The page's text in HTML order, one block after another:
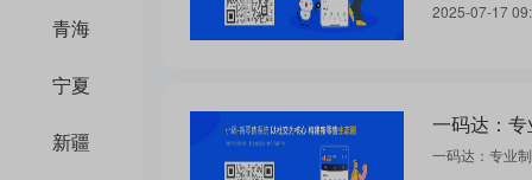
青海
宁夏
新疆
2025-07-17
一码达：专业